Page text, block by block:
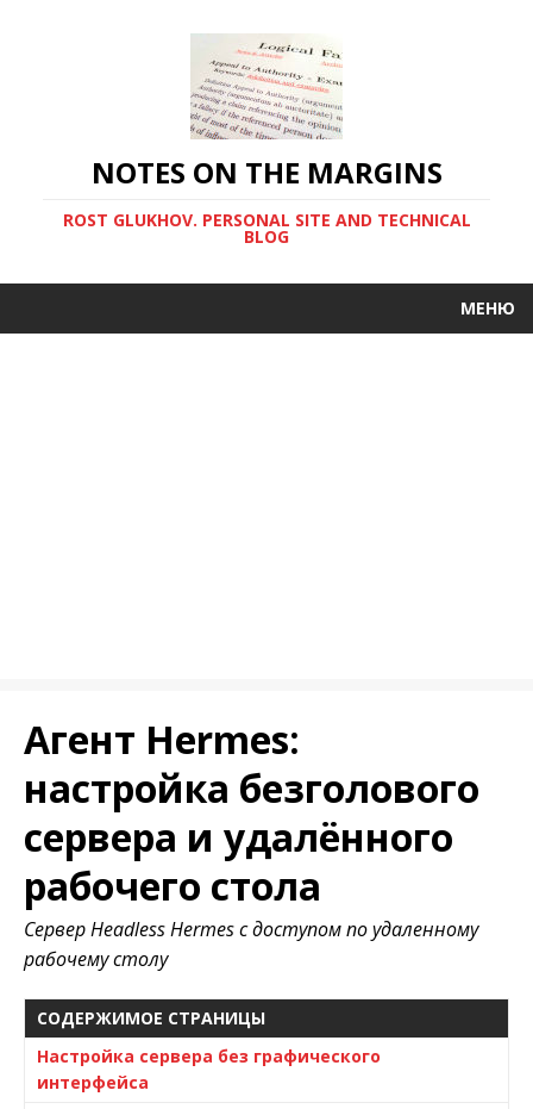
NOTES ON THE MARGINS
ROST GLUKHOV. PERSONAL SITE AND TECHNICAL
BLOG
МЕНЮ
Агент Hermes:
настройка безголового
сервера и удалённого
рабочего стола
Сервер Headless Hermes с доступом по удаленному
рабочему столу
СОДЕРЖИМОЕ СТРАНИЦЫ
Настройка сервера без графического
интерфейса